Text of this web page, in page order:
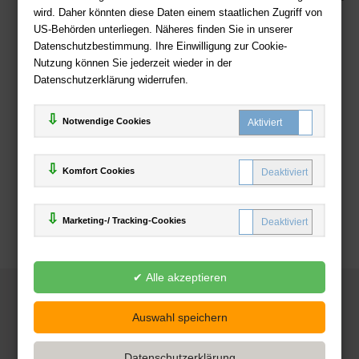
wird. Daher könnten diese Daten einem staatlichen Zugriff von
US-Behörden unterliegen. Näheres finden Sie in unserer
Datenschutzbestimmung. Ihre Einwilligung zur Cookie-
Nutzung können Sie jederzeit wieder in der
Datenschutzerklärung widerrufen.
Notwendige Cookies
Komfort Cookies
Marketing-/ Tracking-Cookies
Zahlweisen
Deutsche-Buchhandlung.de
www.deutsche-buchhandlung.de ist ein Angebot der
Powered by Inooga